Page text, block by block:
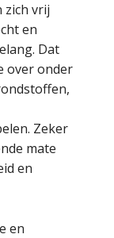
zich vrij
en
Dat
over onder
Zeker
mate
en
en